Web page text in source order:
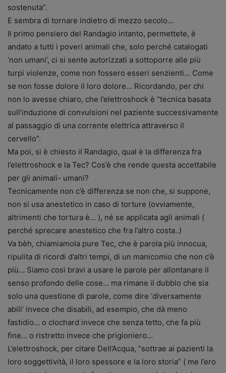
sostenuta”.
E sembra di tornare indietro di mezzo secolo…
Il primo pensiero del Randagio intanto, permettete, è
andato a tutti i poveri animali che, solo perché catalogati
‘non umani’, ci si sente autorizzati a sottoporre alle più
turpi violenze, come non fossero esseri senzienti… Come
se non fosse dolore il loro dolore… Ricordando, per chi
non lo avesse chiaro, che l’elettroshock è “tecnica basata
sull’induzione di convulsioni nel paziente successivamente
al passaggio di una corrente elettrica attraverso il
cervello”.
Ma poi, si è chiesto il Randagio, qual è la differenza fra
l’elettroshock e la Tec? Cos’è che rende questa accettabile
per gli animali- umani?
Tecnicamente non c’è differenza se non che, si suppone,
non si usa anestetico in caso di torture (ovviamente,
altrimenti che tortura è… ), né se applicata agli animali (
perché sprecare anestetico che fra l’altro costa..)
Va bèh, chiamiamola pure Tec, che è parola più innocua,
ripulita di ricordi d’altri tempi, di un manicomio che non c’è
più… Siamo così bravi a usare le parole per allontanare il
senso profondo delle cose… ma rimane il dubbio che sia
solo una questione di parole, come dire ‘diversamente
abili’ invece che disabili, ad esempio, che dà meno
fastidio… o clochard invece che senza tetto, che fa più
fine… o ristretto invece che prigioniero…
L’elettroshock, per citare Dell’Acqua, “sottrae ai pazienti la
loro soggettività, il loro spessore e la loro storia” ( me l’ero